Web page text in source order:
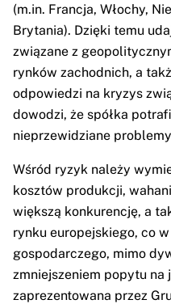
(m.in. Francja, Włochy,
Brytania). Dzięki temu
związane z
rynków zachodnich, a
odpowiedzi na kryzys
dowodzi, że spółka
nieprzewidziane
Wśród ryzyk należy
kosztów produkcji,
większą konkurencję, a
rynku europejskiego, co
gospodarczego, mimo
zmniejszeniem popytu
zaprezentowana przez